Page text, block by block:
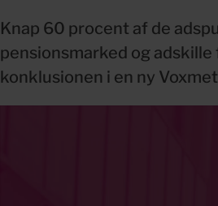
Knap 60 procent af de
pensionsmarked og
konklusionen i en ny